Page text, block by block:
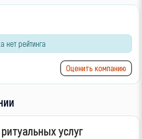
нет рейтинга
Оценить компанию
услуг